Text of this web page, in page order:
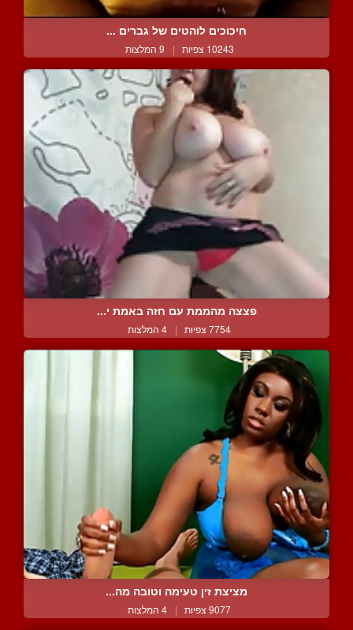
חיכוכים לוהטים של גברים ...
10243 צפיות | 9 המלצות
פצצה מהממת עם חזה באמת י...
7754 צפיות | 4 המלצות
מציצת זין טעימה וטובה מה...
9077 צפיות | 4 המלצות